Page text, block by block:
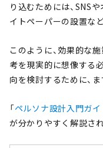
り込むためには、SNS
イトペーパーの設置な
このように、効果的な
考を現実的に想像する
向を検討するために、
「ペルソナ設計入門ガイ
が分かりやすく解説さ